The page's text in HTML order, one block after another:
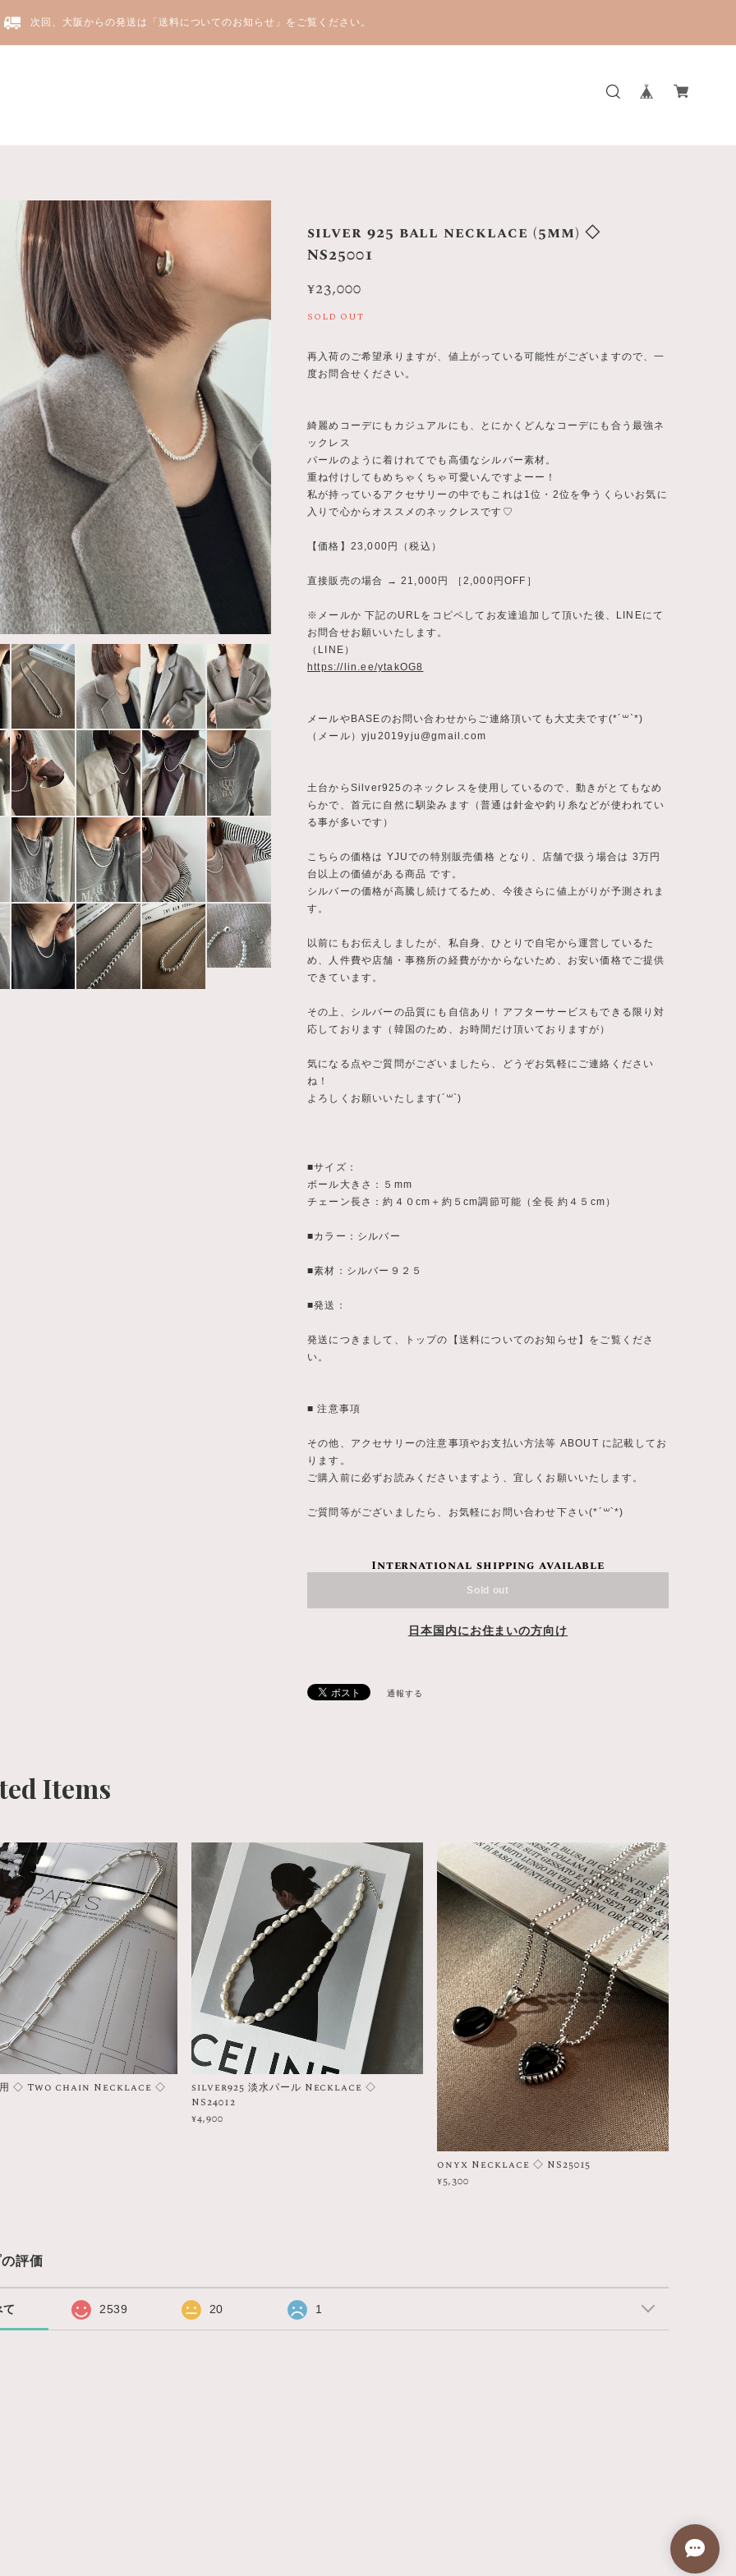
次回、大阪からの発送は「送料についてのお知らせ」をご覧ください。
silver 925 ball necklace (5mm) ◇
NS25001
¥23,000
SOLD OUT
再入荷のご希望承りますが、値上がっている可能性がございますので、一
度お問合せください。
綺麗めコーデにもカジュアルにも、とにかくどんなコーデにも合う最強ネ
ックレス
パールのように着けれてでも高価なシルバー素材。
重ね付けしてもめちゃくちゃ可愛いんですよーー！
私が持っているアクセサリーの中でもこれは1位・2位を争うくらいお気に
入りで心からオススメのネックレスです♡
【価格】23,000円（税込）
直接販売の場合 → 21,000円 ［2,000円OFF］
※メールか 下記のURLをコピペしてお友達追加して頂いた後、LINEにて
お問合せお願いいたします。
（LINE）
https://lin.ee/ytakOG8
メールやBASEのお問い合わせからご連絡頂いても大丈夫です(*´꒳`*)
（メール） yju2019yju@gmail.com
土台からSilver925のネックレスを使用しているので、動きがとてもなめ
らかで、首元に自然に馴染みます（普通は針金や釣り糸などが使われてい
る事が多いです）
こちらの価格は YJUでの特別販売価格 となり、店舗で扱う場合は 3万円
台以上の価値がある商品 です。
シルバーの価格が高騰し続けてるため、今後さらに値上がりが予測されま
す。
以前にもお伝えしましたが、私自身、ひとりで自宅から運営しているた
め、人件費や店舗・事務所の経費がかからないため、お安い価格でご提供
できています。
その上、シルバーの品質にも自信あり！アフターサービスもできる限り対
応しております（韓国のため、お時間だけ頂いておりますが）
気になる点やご質問がございましたら、どうぞお気軽にご連絡ください
ね！
よろしくお願いいたします(´꒳`)
■サイズ：
ボール大きさ：５mm
チェーン長さ：約４０cm＋約５cm調節可能（全長 約４５cm）
■カラー：シルバー
■素材：シルバー９２５
■発送：
発送につきまして、トップの【送料についてのお知らせ】をご覧くださ
い。
■ 注意事項
その他、アクセサリーの注意事項やお支払い方法等 ABOUT に記載してお
ります。
ご購入前に必ずお読みくださいますよう、宜しくお願いいたします。
ご質問等がございましたら、お気軽にお問い合わせ下さい(*´꒳`*)
International shipping available
Sold out
日本国内にお住まいの方向け
通報する
Items
用 ◇ Two chain Necklace ◇
silver925 淡水パール Necklace ◇
NS24012
¥4,900
onyx Necklace ◇ NS25015
¥5,300
評価
て 2539 20 1